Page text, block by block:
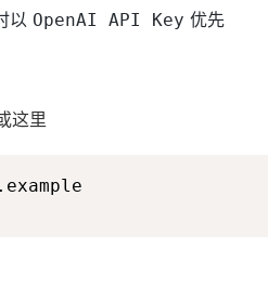
以 OpenAI API Key 优先
这里